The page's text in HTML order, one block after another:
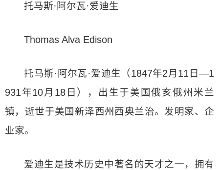
托马斯·阿尔瓦·爱迪生
Thomas Alva Edison
托马斯·阿尔瓦·爱迪生（1847年2月11日—1
931年10月18日），出生于美国俄亥俄州米兰
镇，逝世于美国新泽西州西奥兰治。发明家、企
业家。
爱迪生是技术历史中著名的天才之一，拥有